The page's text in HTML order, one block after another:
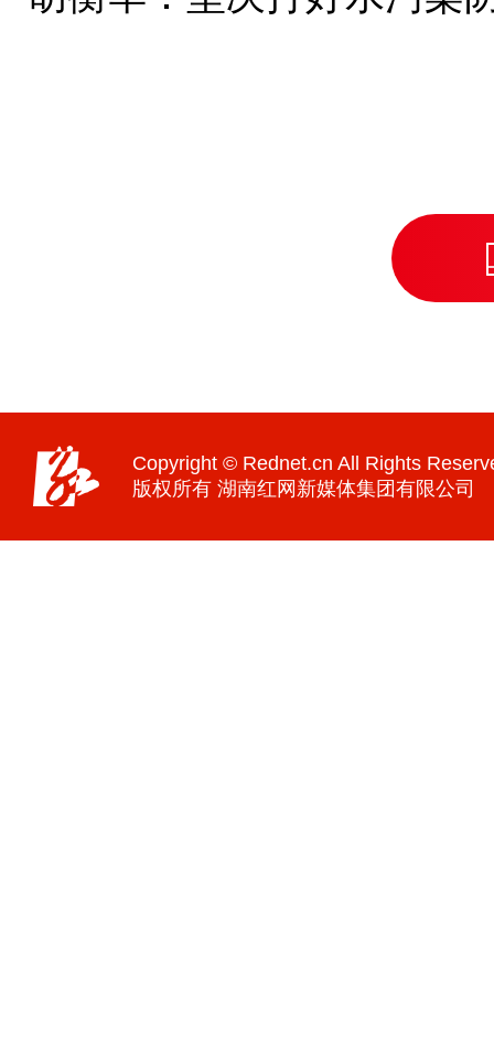
Copyright © Rednet.cn All Rights
版权所有 湖南红网新媒体集团有限公司